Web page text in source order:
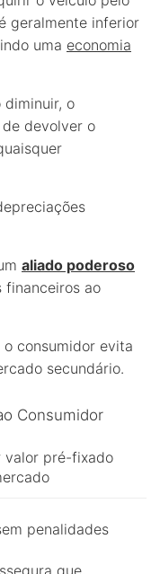
geralmente inferior
uma economia
diminuir, o
de devolver o
aliado poderoso
financeiros ao
consumidor evita
secundário.
Consumidor
valor pré-fixado
penalidades
que,